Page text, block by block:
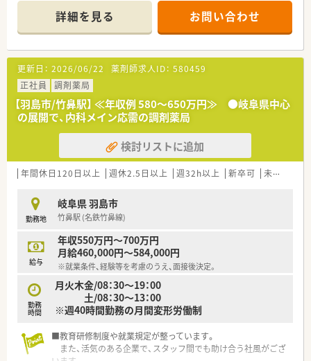
取り組める環境が整っています。
■平日は19時まで、土曜日は12時半までの開局時間で地域医療
に貢献しています。
【法人特徴について】
■ITや通信事業などを展開する安定した経営基盤を持つグルー
プ企業が母体です。
■M&Aを中心に全国へ店舗網を急速に拡大中で、岩手から大分
まで54店舗以上を展開しています。
■薬剤師ファーストを企業理念として掲げており、個々の多様な
働き方を尊重する風土があります。
【職場環境と雰囲気】
■年功序列の考えは一切なく、上下関係を超えたフラットな組織
■経営層との距離が非常に近く、自身の意見やアイデアを直接提
案しやすい環境です。
■トップダウンではなく、スタッフみんなで考え行動する方針を
大切にしています。
【こんな方が活躍中】
■自身のキャリアプランをしっかり持ち、積極的に行動へ移して
いる方が活躍中です。
■チームワークを大切にし、周囲のスタッフと協力しながら業務
を進められる方が多いです。
という意欲的な方が活躍しています。
詳細を見る お問い合わせ
更新日： 2026/06/22 薬剤師求人ID： 580459
正社員
調剤薬局
【羽島市/竹鼻駅】 ≪年収例 580～650万円≫ ●岐阜県中心
の展開で、内科メイン応需の調剤薬局
検討リストに追加
年間休日120日以上 週休2.5日以上 週32h以上 新卒可 未経験可
勤務地
岐阜県 羽島市
竹鼻駅 (名鉄竹鼻線)
給与
年収550万円～700万円
月給460,000円～584,000円
※就業条件、経験等を考慮のうえ、面接後決定。
勤務
時間
月火木金/08：30～19：00
土/08：30～13：00
※週40時間勤務の月間変形労働制
■教育研修制度や就業規定が整っています。
また、活気のある企業で、スタッフ間でも助け合う社風がござ